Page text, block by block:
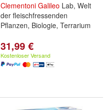
Clementoni Galileo Lab, Welt
der fleischfressenden
Pflanzen, Biologie, Terrarium
31,99 €
Kostenloser Versand